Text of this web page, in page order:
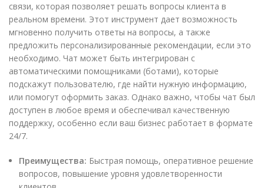
связи, которая позволяет решать вопросы клиента в
реальном времени. Этот инструмент дает возможность
мгновенно получить ответы на вопросы, а также
предложить персонализированные рекомендации, если это
необходимо. Чат может быть интегрирован с
автоматическими помощниками (ботами), которые
подскажут пользователю, где найти нужную информацию,
или помогут оформить заказ. Однако важно, чтобы чат был
доступен в любое время и обеспечивал качественную
поддержку, особенно если ваш бизнес работает в формате
24/7.
Преимущества: Быстрая помощь, оперативное решение
вопросов, повышение уровня удовлетворенности